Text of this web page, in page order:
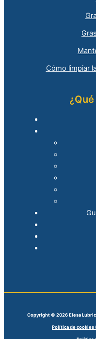
Cómo limpiar
Copyright © 2026 Elesa
Política de cookies